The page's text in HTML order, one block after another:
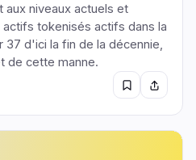
niveaux actuels et
tokenisés actifs dans la
37 d'ici la fin de la décennie,
de cette manne.